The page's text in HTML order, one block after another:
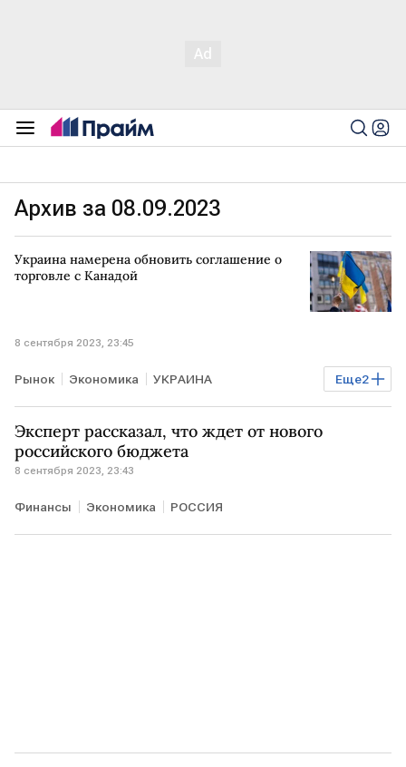
Архив за 08.09.2023
Украина намерена обновить соглашение о
торговле с Канадой
8 сентября 2023, 23:45
Еще2
Рынок Экономика УКРАИНА
свободная торговля КАНАДА
Эксперт рассказал, что ждет от нового
российского бюджета
8 сентября 2023, 23:43
Финансы Экономика РОССИЯ